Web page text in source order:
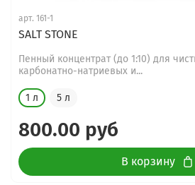
арт. 161-1
SALT STONE
Пенный концентрат (до 1:10) для
карбонатно-натриевых и...
1 л 5 л
800.00 руб
В корзину